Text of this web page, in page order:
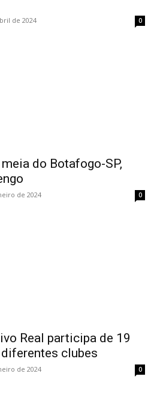
de 2024 0
do Botafogo-SP,
de 2024 0
Real participa de 19
clubes
de 2024 0